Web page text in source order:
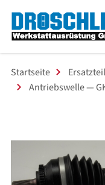
Startseite
Antriebswelle —